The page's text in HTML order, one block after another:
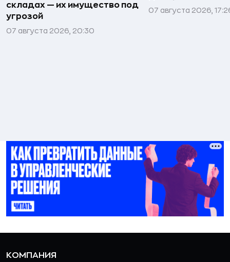
складах — их имущество под
угрозой
07 августа 2026, 20:30
07 августа 2026,
КОМПАНИЯ